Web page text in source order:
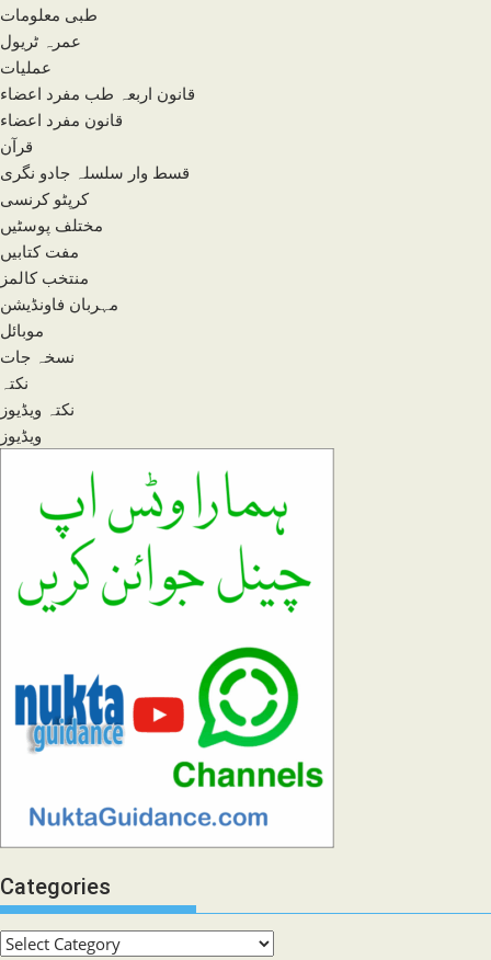
طبی معلومات
عمرہ ٹریول
عملیات
قانون اربعہ طب مفرد اعضاء
قانون مفرد اعضاء
قرآن
قسط وار سلسلہ جادو نگری
کرپٹو کرنسی
مختلف پوسٹیں
مفت کتابیں
منتخب کالمز
مہربان فاونڈیشن
موبائل
نسخہ جات
نکتہ
نکتہ ویڈیوز
ویڈیوز
Categories
Categories